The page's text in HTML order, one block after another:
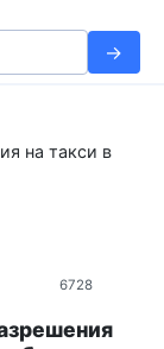
на такси в
6728